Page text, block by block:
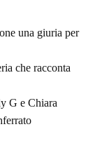
una giuria per
che racconta
G e Chiara